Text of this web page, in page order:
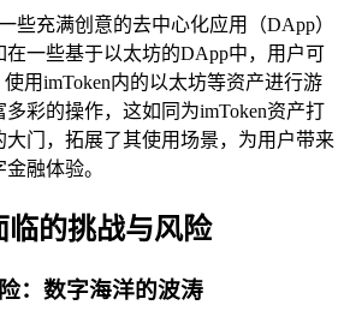
些充满创意的去中心化应用（DApp）
一些基于以太坊的DApp中，用户可
用imToken内的以太坊等资产进行游
彩的操作，这如同为imToken资产打
门，拓展了其使用场景，为用户带来
融体验。
临的挑战与风险
：数字海洋的波涛